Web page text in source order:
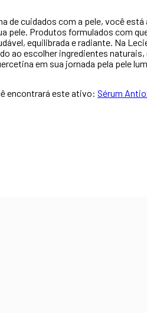
de cuidados com a pele, você
pele. Produtos formulados com
equilibrada e radiante. Na
ao escolher ingredientes
em sua jornada pela pele
encontrará este ativo: Sérum